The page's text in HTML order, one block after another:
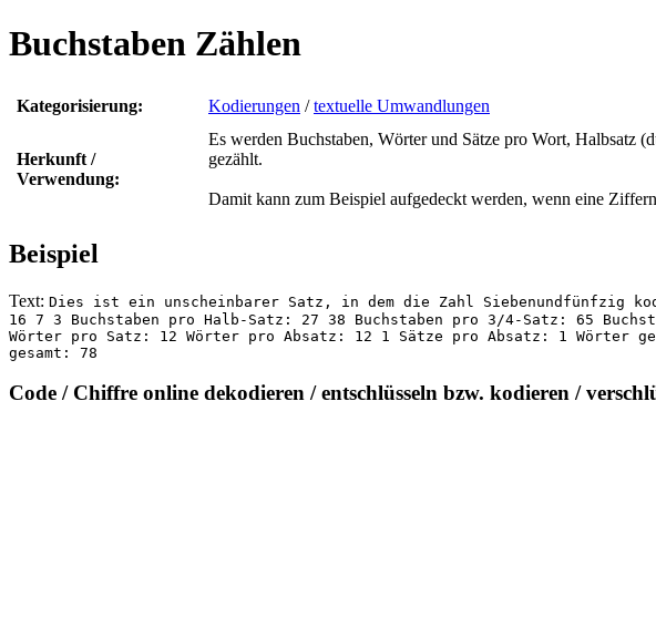
Buchstaben Zählen
Kategorisierung: Kodierungen /textuelle Umwandlungen
Herkunft /
Verwendung:
Es werden Buchstaben, Wörter und Sätze pro Wort, Halbsatz
gezählt.
Damit kann zum Beispiel aufgedeckt werden, wenn eine
Beispiel
Text: Dies ist ein unscheinbarer Satz, in dem die Zahl Siebenundfünfzig
16 7 3 Buchstaben pro Halb-Satz: 27 38 Buchstaben pro 3/4-Satz: 65
Wörter pro Satz: 12 Wörter pro Absatz: 12 1 Sätze pro Absatz: 1 Wörter
gesamt: 78
Code / Chiffre online dekodieren / entschlüsseln bzw. kodieren /